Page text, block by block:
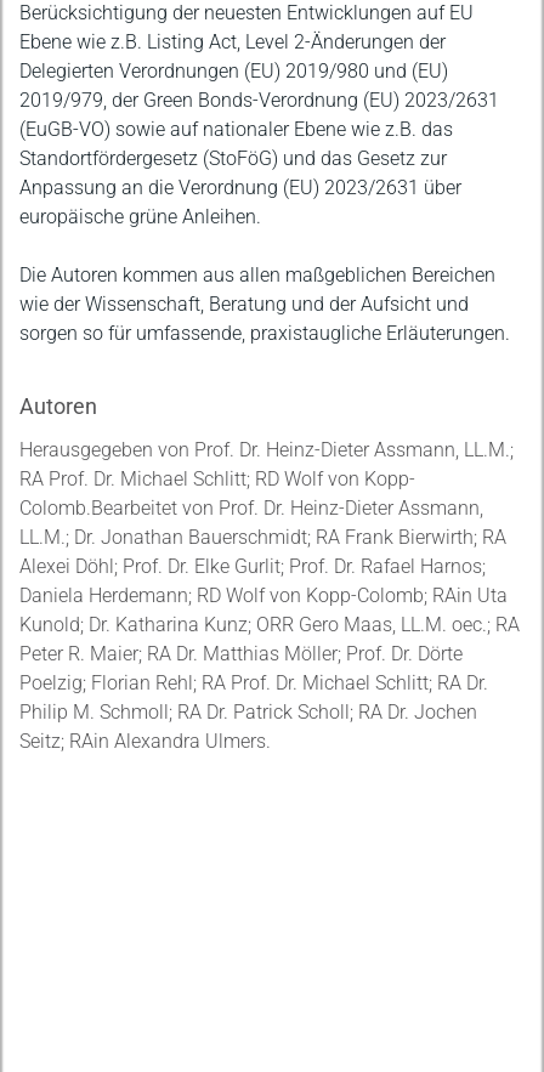
Berücksichtigung der neuesten Entwicklungen auf EU
Ebene wie z.B. Listing Act, Level 2-Änderungen der
Delegierten Verordnungen (EU) 2019/980 und (EU)
2019/979, der Green Bonds-Verordnung (EU) 2023/2631
(EuGB-VO) sowie auf nationaler Ebene wie z.B. das
Standortfördergesetz (StoFöG) und das Gesetz zur
Anpassung an die Verordnung (EU) 2023/2631 über
europäische grüne Anleihen.
Die Autoren kommen aus allen maßgeblichen Bereichen
wie der Wissenschaft, Beratung und der Aufsicht und
sorgen so für umfassende, praxistaugliche Erläuterungen.
Autoren
Herausgegeben von Prof. Dr. Heinz-Dieter Assmann, LL.M.;
RA Prof. Dr. Michael Schlitt; RD Wolf von Kopp-
Colomb.Bearbeitet von Prof. Dr. Heinz-Dieter Assmann,
LL.M.; Dr. Jonathan Bauerschmidt; RA Frank Bierwirth; RA
Alexei Döhl; Prof. Dr. Elke Gurlit; Prof. Dr. Rafael Harnos;
Daniela Herdemann; RD Wolf von Kopp-Colomb; RAin Uta
Kunold; Dr. Katharina Kunz; ORR Gero Maas, LL.M. oec.; RA
Peter R. Maier; RA Dr. Matthias Möller; Prof. Dr. Dörte
Poelzig; Florian Rehl; RA Prof. Dr. Michael Schlitt; RA Dr.
Philip M. Schmoll; RA Dr. Patrick Scholl; RA Dr. Jochen
Seitz; RAin Alexandra Ulmers.